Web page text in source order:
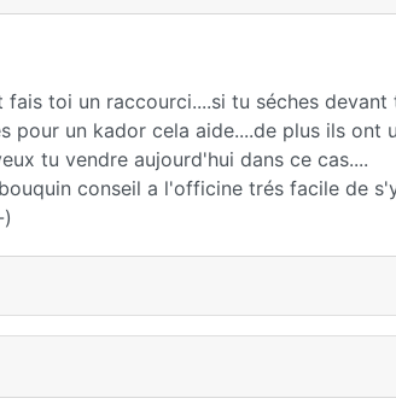
toi un raccourci....si tu séches
pour un kador cela aide....de plus ils ont
tu vendre aujourd'hui dans ce cas....
conseil a l'officine trés facile de